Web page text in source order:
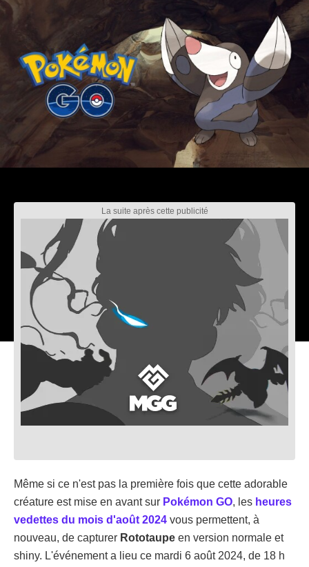
Même si ce n'est pas la première fois que cette adorable
créature est mise en avant sur Pokémon GO, les heures
vedettes du mois d'août 2024 vous permettent, à
nouveau, de capturer Rototaupe en version normale et
shiny. L'événement a lieu ce mardi 6 août 2024, de 18 h